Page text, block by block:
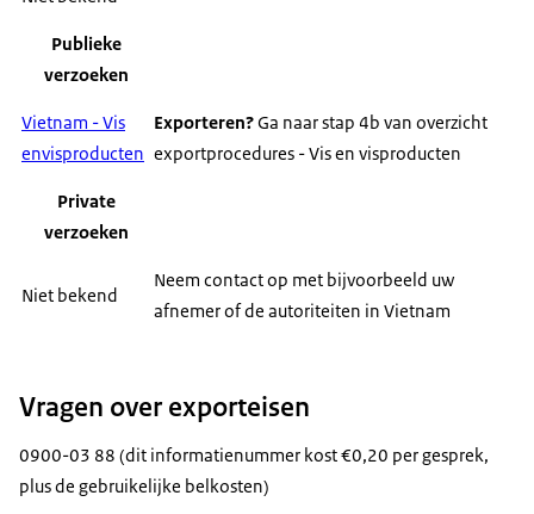
Publieke
verzoeken
Vietnam - Vis
envisproducten
Exporteren?Ga naar stap 4b van overzicht
exportprocedures - Vis en visproducten
Private
verzoeken
Niet bekend
Neem contact op met bijvoorbeeld uw
afnemer of de autoriteiten in Vietnam
Vragen over exporteisen
0900-03 88 (dit informatienummer kost €0,20 per gesprek,
plus de gebruikelijke belkosten)